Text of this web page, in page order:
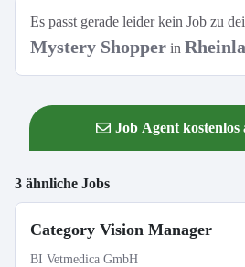
Es passt gerade leider kein Job zu
Mystery Shopper in
Job Agent kostenlos
3 ähnliche Jobs
Category Vision Manager
BI Vetmedica GmbH